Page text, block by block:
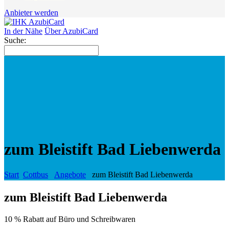
Anbieter werden
In der Nähe Über AzubiCard
Suche:
zum Bleistift Bad Liebenwerda
Start Cottbus Angebote zum Bleistift Bad Liebenwerda
zum Bleistift Bad Liebenwerda
10 % Rabatt auf Büro und Schreibwaren